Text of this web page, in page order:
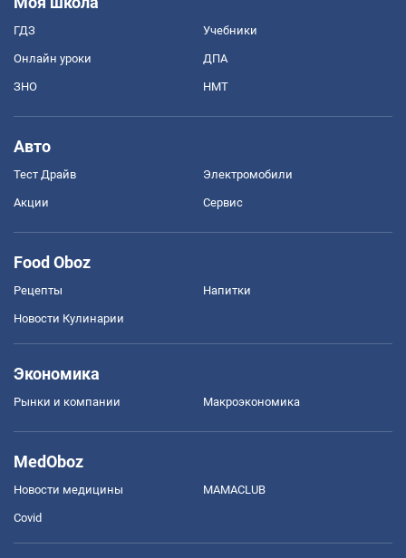
ГДЗ Учебники
Онлайн уроки ДПА
ЗНО НМТ
Авто
Тест Драйв Электромобили
Акции Сервис
Food Oboz
Рецепты Напитки
Новости Кулинарии
Экономика
Рынки и компании Mакроэкономика
MedOboz
Новости медицины MAMACLUB
Covid